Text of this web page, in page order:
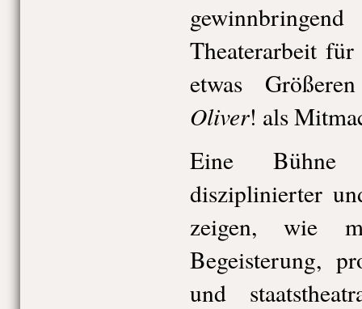
Theaterarbeit
etwas
Oliver! als
Eine Bühne
disziplinierter
zeigen, wie
Begeisterung,
und